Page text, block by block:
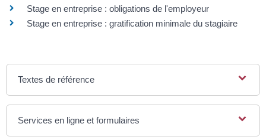
Stage en entreprise : obligations de l'employeur
Stage en entreprise : gratification minimale du stagiaire
Textes de référence
Services en ligne et formulaires